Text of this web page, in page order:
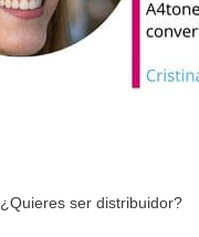
¿Quieres ser distribuidor?